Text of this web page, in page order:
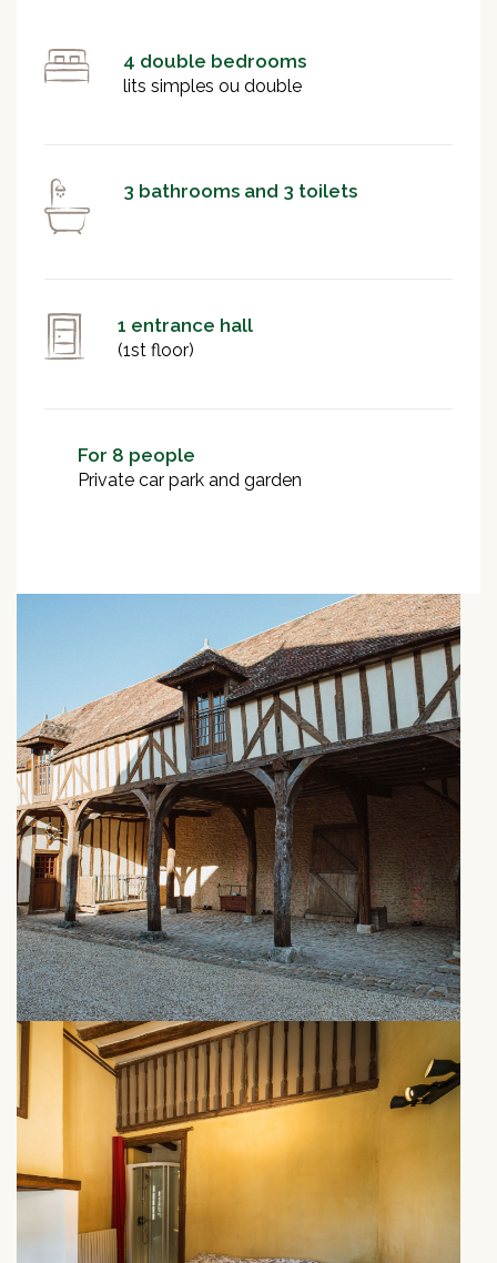
4 double bedrooms
lits simples ou double
3 bathrooms and 3 toilets
1 entrance hall
(1st floor)
For 8 people
Private car park and garden